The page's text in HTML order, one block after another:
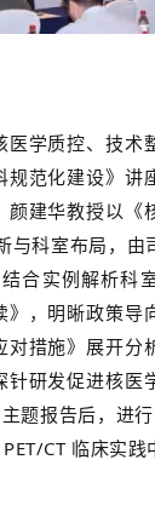
学质控、技术
范化建设》讲
建华教授以《
科室布局， 由
合实例解析科
，明晰政策导
措施》展开分
研发促进核医
题报告后， 进行
CT 临床实践